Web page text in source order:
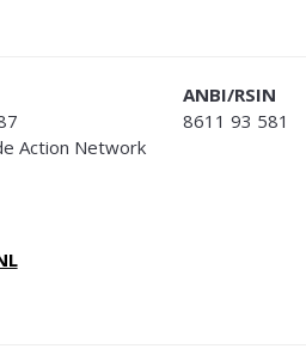
Action Network
ANBI/RSIN
8611 93 581